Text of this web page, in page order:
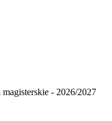
- 2026/2027